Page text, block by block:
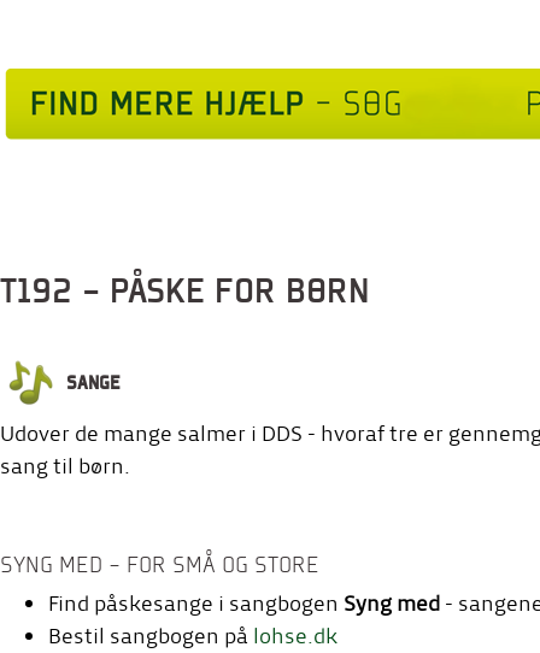
T192 - PÅSKE FOR BØRN
SANGE
Udover de mange salmer i DDS - hvoraf tre er
sang til børn.
SYNG MED - FOR SMÅ OG STORE
Find påskesange i sangbogen Syng med-
Bestil sangbogen på lohse.dk